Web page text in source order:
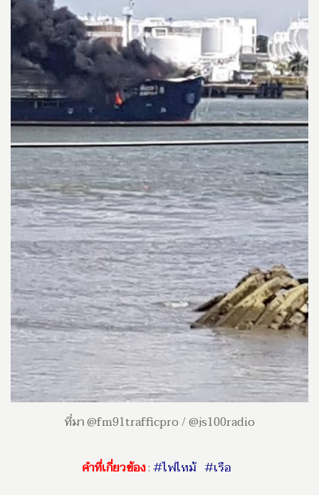
ที่มา @fm91trafficpro / @js100radio
คำที่เกี่ยวข้อง:#ไฟไหม้ #เรือ